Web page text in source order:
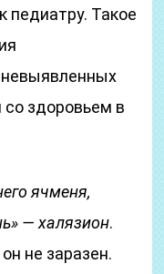
педиатру. Такое
невыявленных
здоровьем в
ячменя,
— халязион.
не заразен.